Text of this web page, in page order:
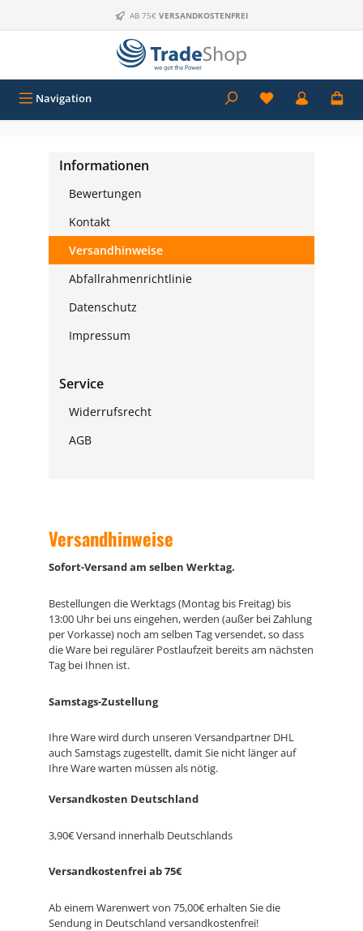
Zum Hauptinhalt springenAB 75€ VERSANDKOSTENFREI
Navigation
Informationen
Bewertungen
Kontakt
Versandhinweise
Abfallrahmenrichtlinie
Datenschutz
Impressum
Service
Widerrufsrecht
AGB
Versandhinweise
Sofort-Versand am selben Werktag.
Bestellungen die Werktags (Montag bis Freitag) bis
13:00 Uhr bei uns eingehen, werden (außer bei Zahlung
per Vorkasse) noch am selben Tag versendet, so dass
die Ware bei regulärer Postlaufzeit bereits am nächsten
Tag bei Ihnen ist.
Samstags-Zustellung
Ihre Ware wird durch unseren Versandpartner DHL
auch Samstags zugestellt, damit Sie nicht länger auf
Ihre Ware warten müssen als nötig.
Versandkosten Deutschland
3,90€ Versand innerhalb Deutschlands
Versandkostenfrei ab 75€
Ab einem Warenwert von 75,00€ erhalten Sie die
Sendung in Deutschland versandkostenfrei!